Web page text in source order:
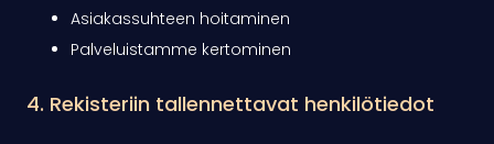
Asiakassuhteen hoitaminen
Palveluistamme kertominen
4. Rekisteriin tallennettavat henkilötiedot